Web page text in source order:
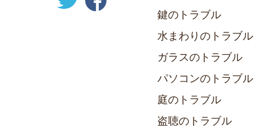
鍵のトラブル
水まわりのトラブル
ガラスのトラブル
パソコンのトラブル
庭のトラブル
盗聴のトラブル